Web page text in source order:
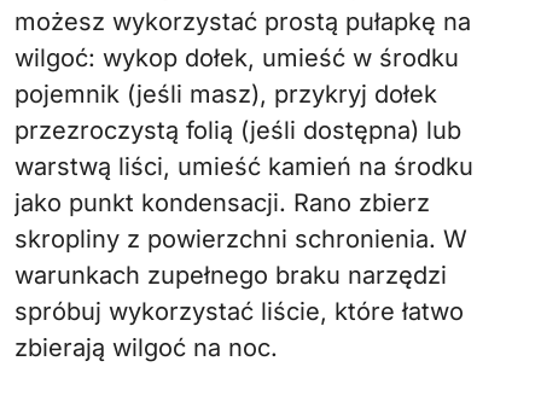
możesz wykorzystać prostą pułapkę na
wilgoć: wykop dołek, umieść w środku
pojemnik (jeśli masz), przykryj dołek
przezroczystą folią (jeśli dostępna) lub
warstwą liści, umieść kamień na środku
jako punkt kondensacji. Rano zbierz
skropliny z powierzchni schronienia. W
warunkach zupełnego braku narzędzi
spróbuj wykorzystać liście, które łatwo
zbierają wilgoć na noc.